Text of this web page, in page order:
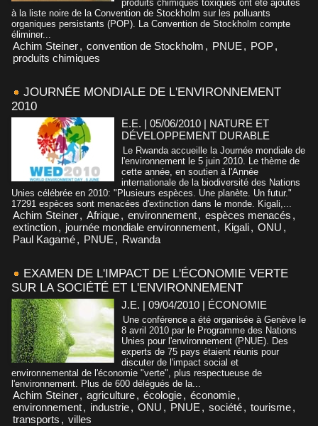
produits chimiques toxiques ont été ajoutés
à la liste noire de la Convention de Stockholm sur les polluants
organiques persistants (POP). La Convention de Stockholm compte
éliminer...
Achim Steiner, convention de Stockholm , PNUE , POP,
produits chimiques
JOURNÉE MONDIALE DE L'ENVIRONNEMENT
2010
E.E. | 05/06/2010 | NATURE ET
DÉVELOPPEMENT DURABLE
Le Rwanda accueille la Journée mondiale de
l'environnement le 5 juin 2010. Le thème de
cette année, en soutien à l'Année
internationale de la biodiversité des Nations
Unies célébrée en 2010: "Plusieurs espèces. Une planète. Un futur."
17291 espèces sont menacées d'extinction dans le monde. Kigali,...
Achim Steiner, Afrique, environnement, espèces menacés ,
extinction, journée mondiale environnement, Kigali, ONU ,
Paul Kagamé, PNUE , Rwanda
EXAMEN DE L'IMPACT DE L'ÉCONOMIE VERTE
SUR LA SOCIÉTÉ ET L'ENVIRONNEMENT
J.E. | 09/04/2010 | ÉCONOMIE
Une conférence a été organisée à Genève le
8 avril 2010 par le Programme des Nations
Unies pour l'environnement (PNUE). Des
experts de 75 pays étaient réunis pour
discuter de l'impact social et
environnemental de l'économie "verte", plus respectueuse de
l'environnement. Plus de 600 délégués de la...
Achim Steiner, agriculture, écologie, économie,
environnement, industrie, ONU , PNUE , société, tourisme,
transports , villes